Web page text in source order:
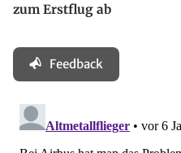
zum Erstflug ab
Feedback